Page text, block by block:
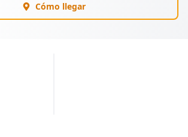
Cómo llegar